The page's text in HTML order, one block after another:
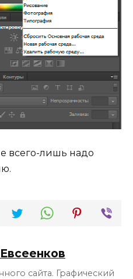
всего-лишь надо
сайта. Графический